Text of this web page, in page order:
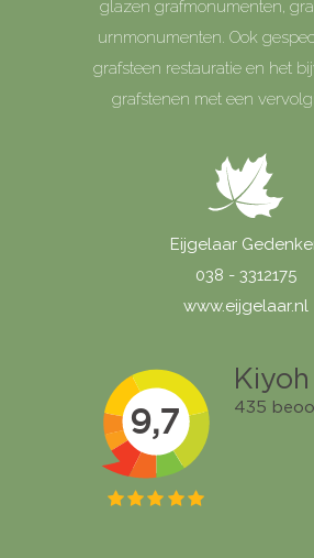
glazen grafmonumenten,
urnmonumenten. Ook
grafsteen restauratie en het
grafstenen met een
Eijgelaar
038 - 3312175
www.eijgelaar.nl